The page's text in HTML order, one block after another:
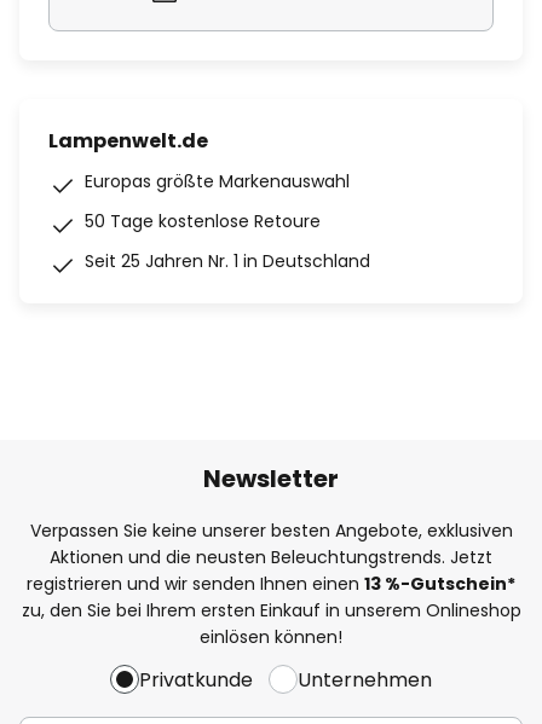
Lampenwelt.de
Europas größte Markenauswahl
50 Tage kostenlose Retoure
Seit 25 Jahren Nr. 1 in Deutschland
Newsletter
Verpassen Sie keine unserer besten Angebote, exklusiven
Aktionen und die neusten Beleuchtungstrends. Jetzt
registrieren und wir senden Ihnen einen 13 %-Gutschein*
zu, den Sie bei Ihrem ersten Einkauf in unserem Onlineshop
einlösen können!
Privatkunde Unternehmen